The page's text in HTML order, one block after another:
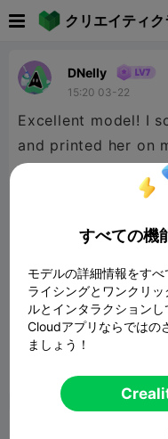
クリエイティク
DNelly
15:20 03-22
Excellent model! I
and printed her on
beautifully!
lara2
71.36MB 関連
すべての機
モデルの詳細情報をす
ライシングとワンクリ
ルとインタラクション
Cloudアプリならではの
ましょう！